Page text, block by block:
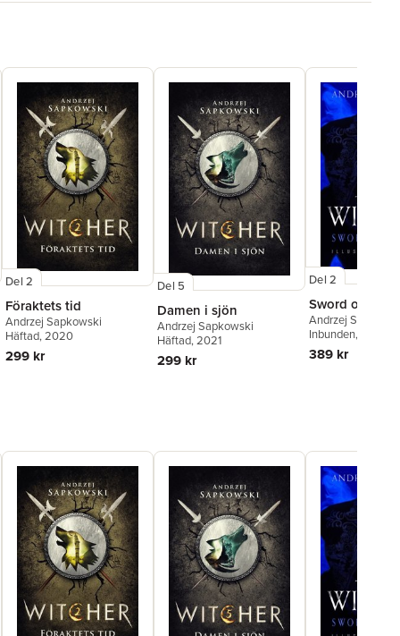
Del 2
Föraktets tid
Andrzej Sapkowski
Häftad, 2020
299 kr
Del 5
Damen i sjön
Andrzej Sapkowski
Häftad, 2021
299 kr
Del 2
Sword of
Andrzej
Inbunden, 2022
389 kr